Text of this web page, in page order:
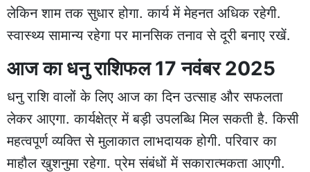
लेकिन शाम तक सुधार होगा. कार्य में मेहनत अधिक रहेगी.
स्वास्थ्य सामान्य रहेगा पर मानसिक तनाव से दूरी बनाए रखें.
आज का धनु राशिफल 17 नवंबर 2025
धनु राशि वालों के लिए आज का दिन उत्साह और सफलता
लेकर आएगा. कार्यक्षेत्र में बड़ी उपलब्धि मिल सकती है. किसी
महत्वपूर्ण व्यक्ति से मुलाकात लाभदायक होगी. परिवार का
माहौल खुशनुमा रहेगा. प्रेम संबंधों में सकारात्मकता आएगी.